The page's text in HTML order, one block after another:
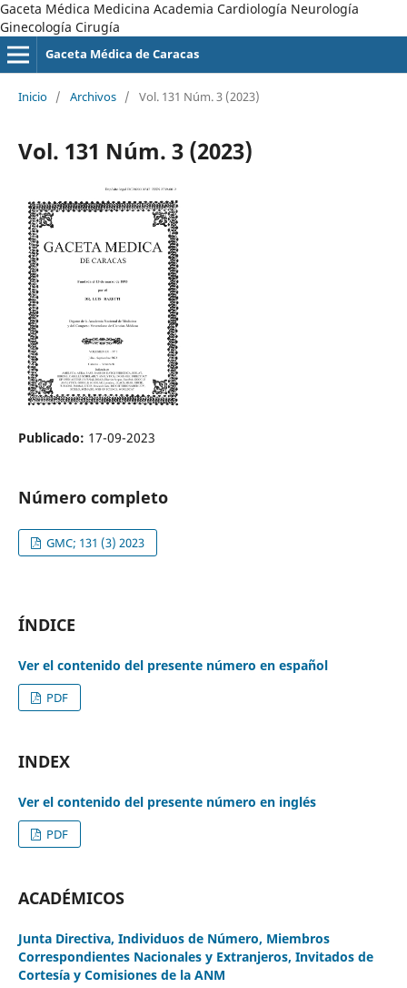
Gaceta Médica Medicina Academia Cardiología Neurología
Ginecología Cirugía
Gaceta Médica de Caracas
Inicio / Archivos / Vol. 131 Núm. 3 (2023)
Vol. 131 Núm. 3 (2023)
Publicado: 17-09-2023
Número completo
GMC; 131 (3) 2023
ÍNDICE
Ver el contenido del presente número en español
PDF
INDEX
Ver el contenido del presente número en inglés
PDF
ACADÉMICOS
Junta Directiva, Individuos de Número, Miembros
Correspondientes Nacionales y Extranjeros, Invitados de
Cortesía y Comisiones de la ANM